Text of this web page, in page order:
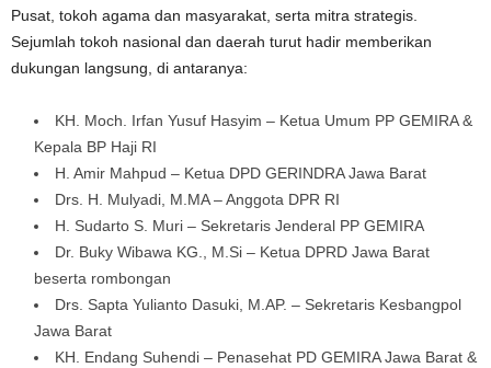
Pusat, tokoh agama dan masyarakat, serta mitra strategis.
Sejumlah tokoh nasional dan daerah turut hadir memberikan
dukungan langsung, di antaranya:
KH. Moch. Irfan Yusuf Hasyim – Ketua Umum PP GEMIRA &
Kepala BP Haji RI
H. Amir Mahpud – Ketua DPD GERINDRA Jawa Barat
Drs. H. Mulyadi, M.MA – Anggota DPR RI
H. Sudarto S. Muri – Sekretaris Jenderal PP GEMIRA
Dr. Buky Wibawa KG., M.Si – Ketua DPRD Jawa Barat
beserta rombongan
Drs. Sapta Yulianto Dasuki, M.AP. – Sekretaris Kesbangpol
Jawa Barat
KH. Endang Suhendi – Penasehat PD GEMIRA Jawa Barat &